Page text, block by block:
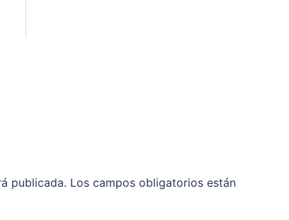
publicada. Los campos obligatorios están